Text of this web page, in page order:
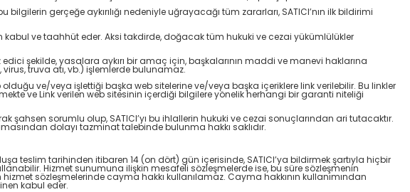
gerçeğe aykırılığı nedeniyle uğrayacağı tüm zararları, SATICI’nın ilk bildirimi
kabul ve taahhüt eder. Aksi takdirde, doğacak tüm hukuki ve cezai yükümlülükler
edici şekilde, yasalara aykırı bir amaç için, başkalarının maddi ve manevi haklarına
virus, truva atı, vb.) işlemlerde bulunamaz.
ve/veya işlettiği başka web sitelerine ve/veya başka içeriklere link verilebilir. Bu linkler
ve Link verilen web sitesinin içerdiği bilgilere yönelik herhangi bir garanti niteliği
sorumlu olup, SATICI’yı bu ihlallerin hukuki ve cezai sonuçlarından ari tutacaktır.
dolayı tazminat talebinde bulunma hakkı saklıdır.
teslim tarihinden itibaren 14 (on dört) gün içerisinde, SATICI’ya bildirmek şartıyla hiçbir
Hizmet sunumuna ilişkin mesafeli sözleşmelerde ise, bu süre sözleşmenin
sözleşmelerinde cayma hakkı kullanılamaz. Cayma hakkının kullanımından
kabul eder.